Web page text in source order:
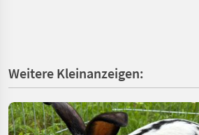
Weitere Kleinanzeigen: